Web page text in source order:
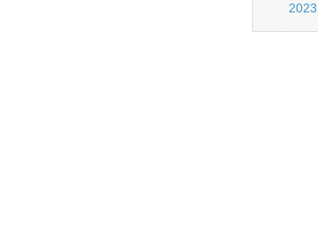
2023